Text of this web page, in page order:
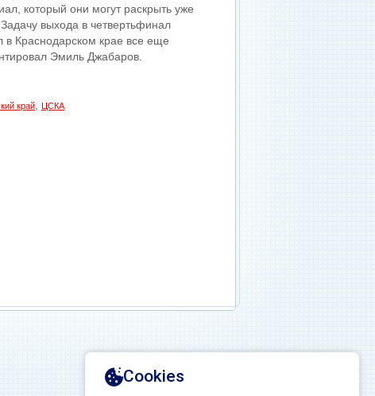
который они могут раскрыть уже
выхода в четвертьфинал
в Краснодарском крае все еще
Эмиль Джабаров.
край ЦСКА